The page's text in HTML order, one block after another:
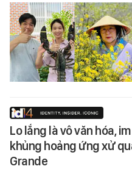
Lo lắng là vô văn hóa,
khủng hoảng ứng xử
Grande